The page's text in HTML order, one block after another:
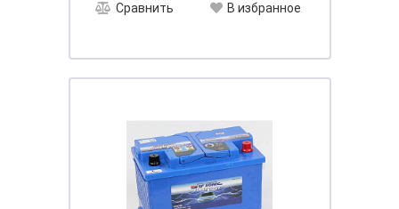
Сравнить В избранное